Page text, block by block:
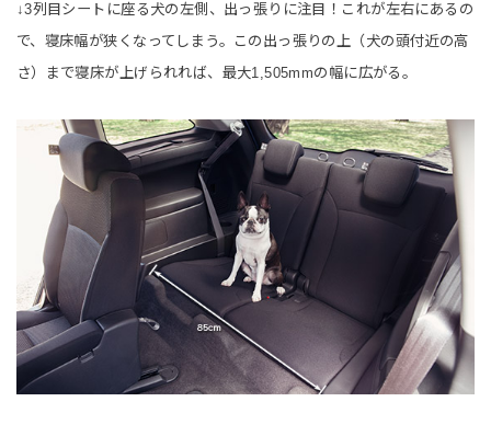
↓3列目シートに座る犬の左側、出っ張りに注目！これが左右にあるの
で、寝床幅が狭くなってしまう。この出っ張りの上（犬の頭付近の高
さ）まで寝床が上げられれば、最大1,505mmの幅に広がる。